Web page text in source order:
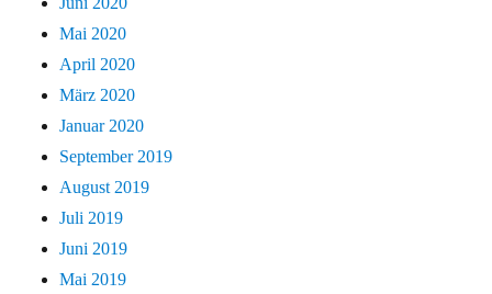
Mai 2020
April 2020
März 2020
Januar 2020
September 2019
August 2019
Juli 2019
Juni 2019
Mai 2019